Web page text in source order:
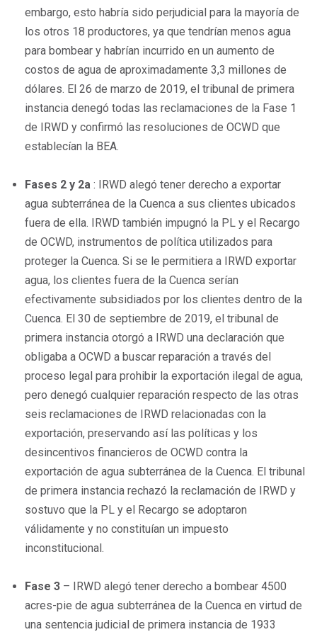
embargo, esto habría sido perjudicial para la mayoría de
los otros 18 productores, ya que tendrían menos agua
para bombear y habrían incurrido en un aumento de
costos de agua de aproximadamente 3,3 millones de
dólares. El 26 de marzo de 2019, el tribunal de primera
instancia denegó todas las reclamaciones de la Fase 1
de IRWD y confirmó las resoluciones de OCWD que
establecían la BEA.
Fases 2 y 2a : IRWD alegó tener derecho a exportar
agua subterránea de la Cuenca a sus clientes ubicados
fuera de ella. IRWD también impugnó la PL y el Recargo
de OCWD, instrumentos de política utilizados para
proteger la Cuenca. Si se le permitiera a IRWD exportar
agua, los clientes fuera de la Cuenca serían
efectivamente subsidiados por los clientes dentro de la
Cuenca. El 30 de septiembre de 2019, el tribunal de
primera instancia otorgó a IRWD una declaración que
obligaba a OCWD a buscar reparación a través del
proceso legal para prohibir la exportación ilegal de agua,
pero denegó cualquier reparación respecto de las otras
seis reclamaciones de IRWD relacionadas con la
exportación, preservando así las políticas y los
desincentivos financieros de OCWD contra la
exportación de agua subterránea de la Cuenca. El tribunal
de primera instancia rechazó la reclamación de IRWD y
sostuvo que la PL y el Recargo se adoptaron
válidamente y no constituían un impuesto
inconstitucional.
Fase 3 – IRWD alegó tener derecho a bombear 4500
acres-pie de agua subterránea de la Cuenca en virtud de
una sentencia judicial de primera instancia de 1933